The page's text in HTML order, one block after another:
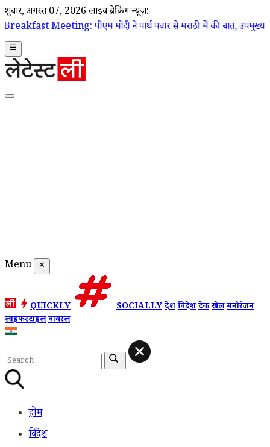
शुक्रवार, अगस्त 07, 2026 लाइव ब्रेकिंग न्यूज़:
पीएम मोदी ने पार्थ पवार से मराठी में की बात, उपमुख्यमंत्री सुनेत्रा पवार
☰
Menu ✕
QUICKLY SOCIALLYदेशविदेशटेकखेलमनोरंजन
लाइफस्टाइलवायरल
होम
विदेश